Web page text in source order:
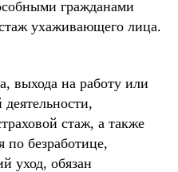
гражданами
ухаживающего лица.
выхода на работу или
стаж, а также
по безработице,
уход, обязан